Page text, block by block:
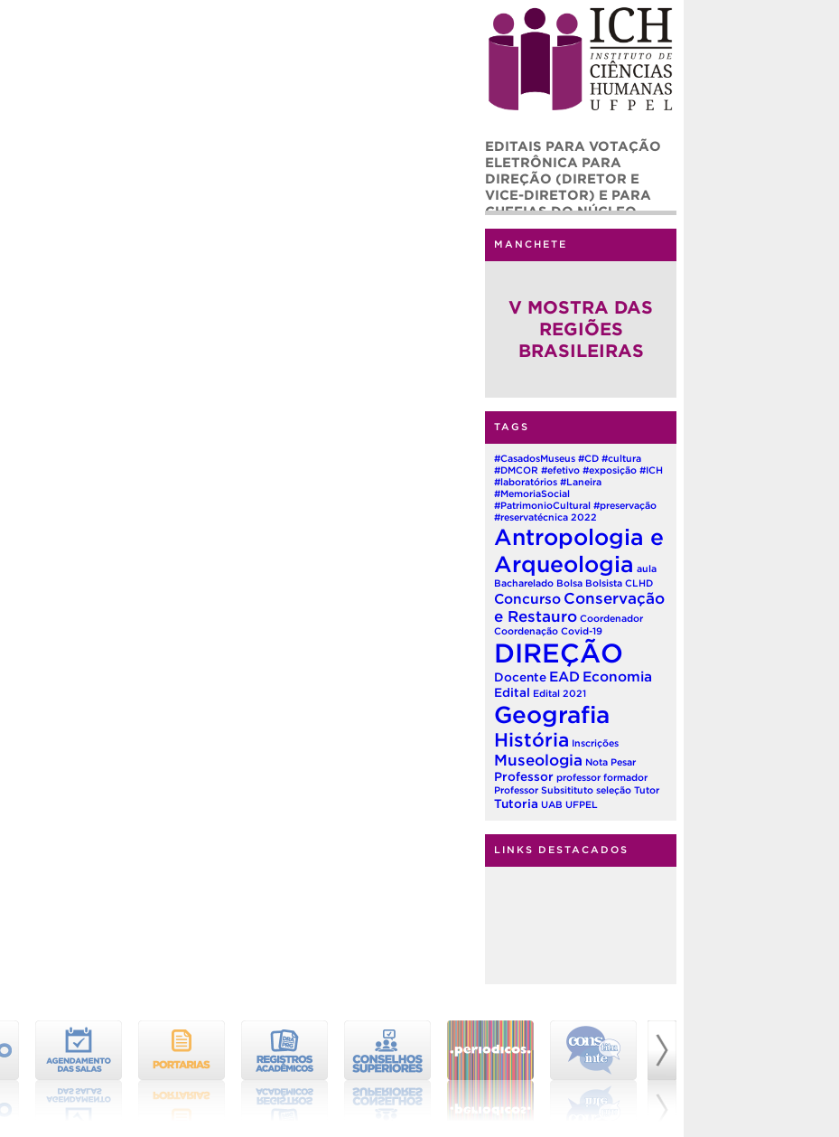
EDITAIS PARA VOTAÇÃO
ELETRÔNICA PARA
DIREÇÃO (DIRETOR E
VICE-DIRETOR) E PARA
CHEFIAS DO NÚCLEO
ADMINISTRATIVO (CHEFE
E CHEFE ADJUNTO) DO
INSTITUTO DE CIÊNCIAS
MANCHETE
V MOSTRA DAS
REGIÕES
BRASILEIRAS
TAGS
#CasadosMuseus #CD #cultura
#DMCOR #efetivo #exposição #ICH
#laboratórios #Laneira
#MemoriaSocial
#PatrimonioCultural #preservação
#reservatécnica 2022
Antropologia e
Arqueologia aula
Bacharelado Bolsa Bolsista CLHD
Concurso Conservação
e Restauro Coordenador
Coordenação Covid-19
DIREÇÃO
Docente EAD Economia
Edital Edital 2021
Geografia
História Inscrições
Museologia Nota Pesar
Professor professor formador
Professor Subsitituto seleção Tutor
Tutoria UAB UFPEL
LINKS DESTACADOS